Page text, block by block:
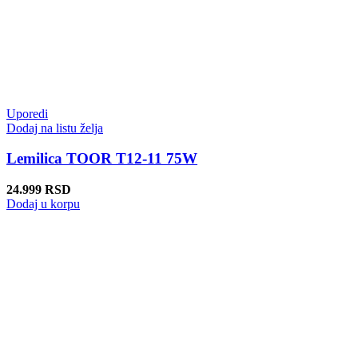
Uporedi
Dodaj na listu želja
Lemilica TOOR T12-11 75W
24.999 RSD
Dodaj u korpu